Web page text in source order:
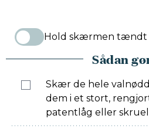
Hold skærmen tændt
Sådan
Skær de hele
dem i et stort,
patentlåg eller